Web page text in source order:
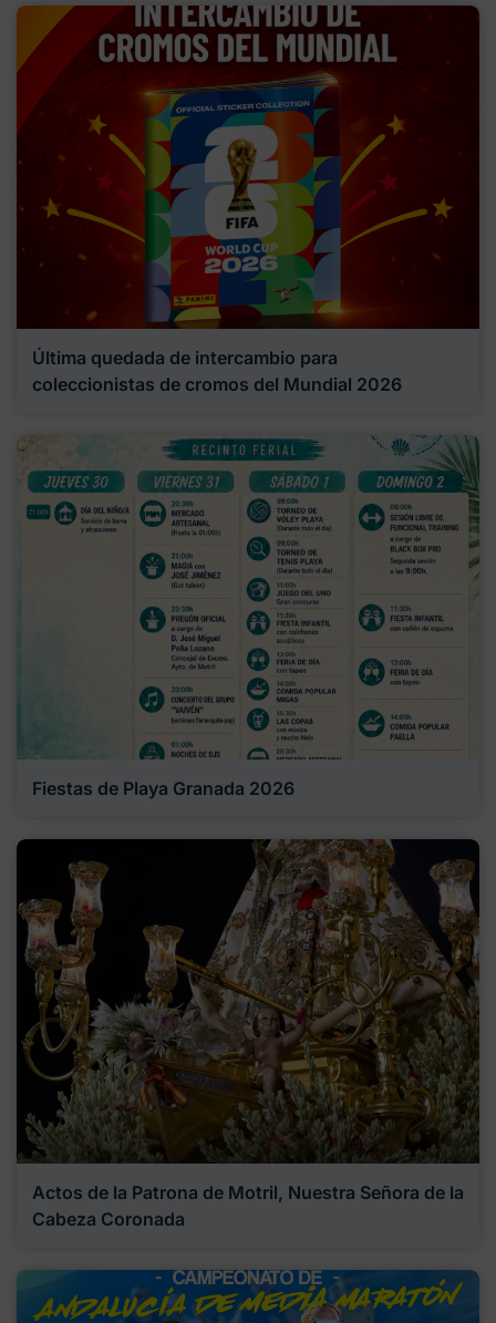
Última quedada de intercambio para
coleccionistas de cromos del Mundial 2026
Fiestas de Playa Granada 2026
Actos de la Patrona de Motril, Nuestra Señora de la
Cabeza Coronada